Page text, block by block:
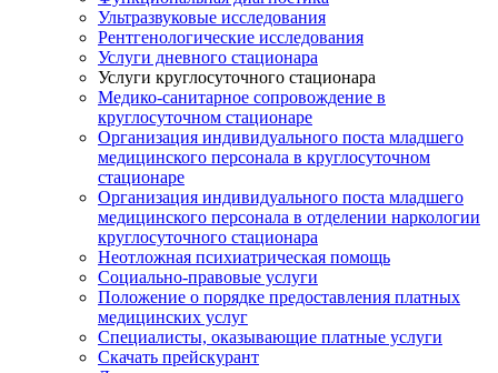
Ультразвуковые исследования
Рентгенологические исследования
Услуги дневного стационара
Услуги круглосуточного стационара
Медико-санитарное сопровождение в
круглосуточном стационаре
Организация индивидуального поста младшего
медицинского персонала в круглосуточном
стационаре
Организация индивидуального поста младшего
медицинского персонала в отделении наркологии
круглосуточного стационара
Неотложная психиатрическая помощь
Социально-правовые услуги
Положение о порядке предоставления платных
медицинских услуг
Специалисты, оказывающие платные услуги
Скачать прейскурант